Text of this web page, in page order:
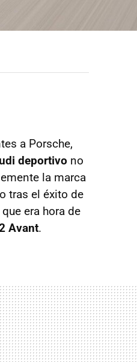
a Porsche,
deportivo no
la marca
tras el éxito de
era hora de
Avant.